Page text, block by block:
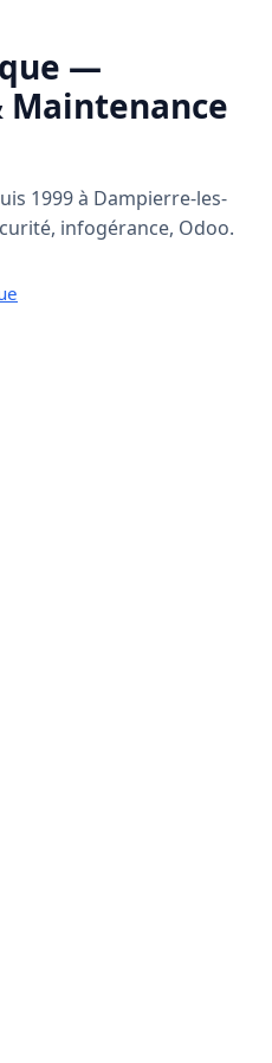
—
Maintenance
1999 à Dampierre-les-
infogérance, Odoo.